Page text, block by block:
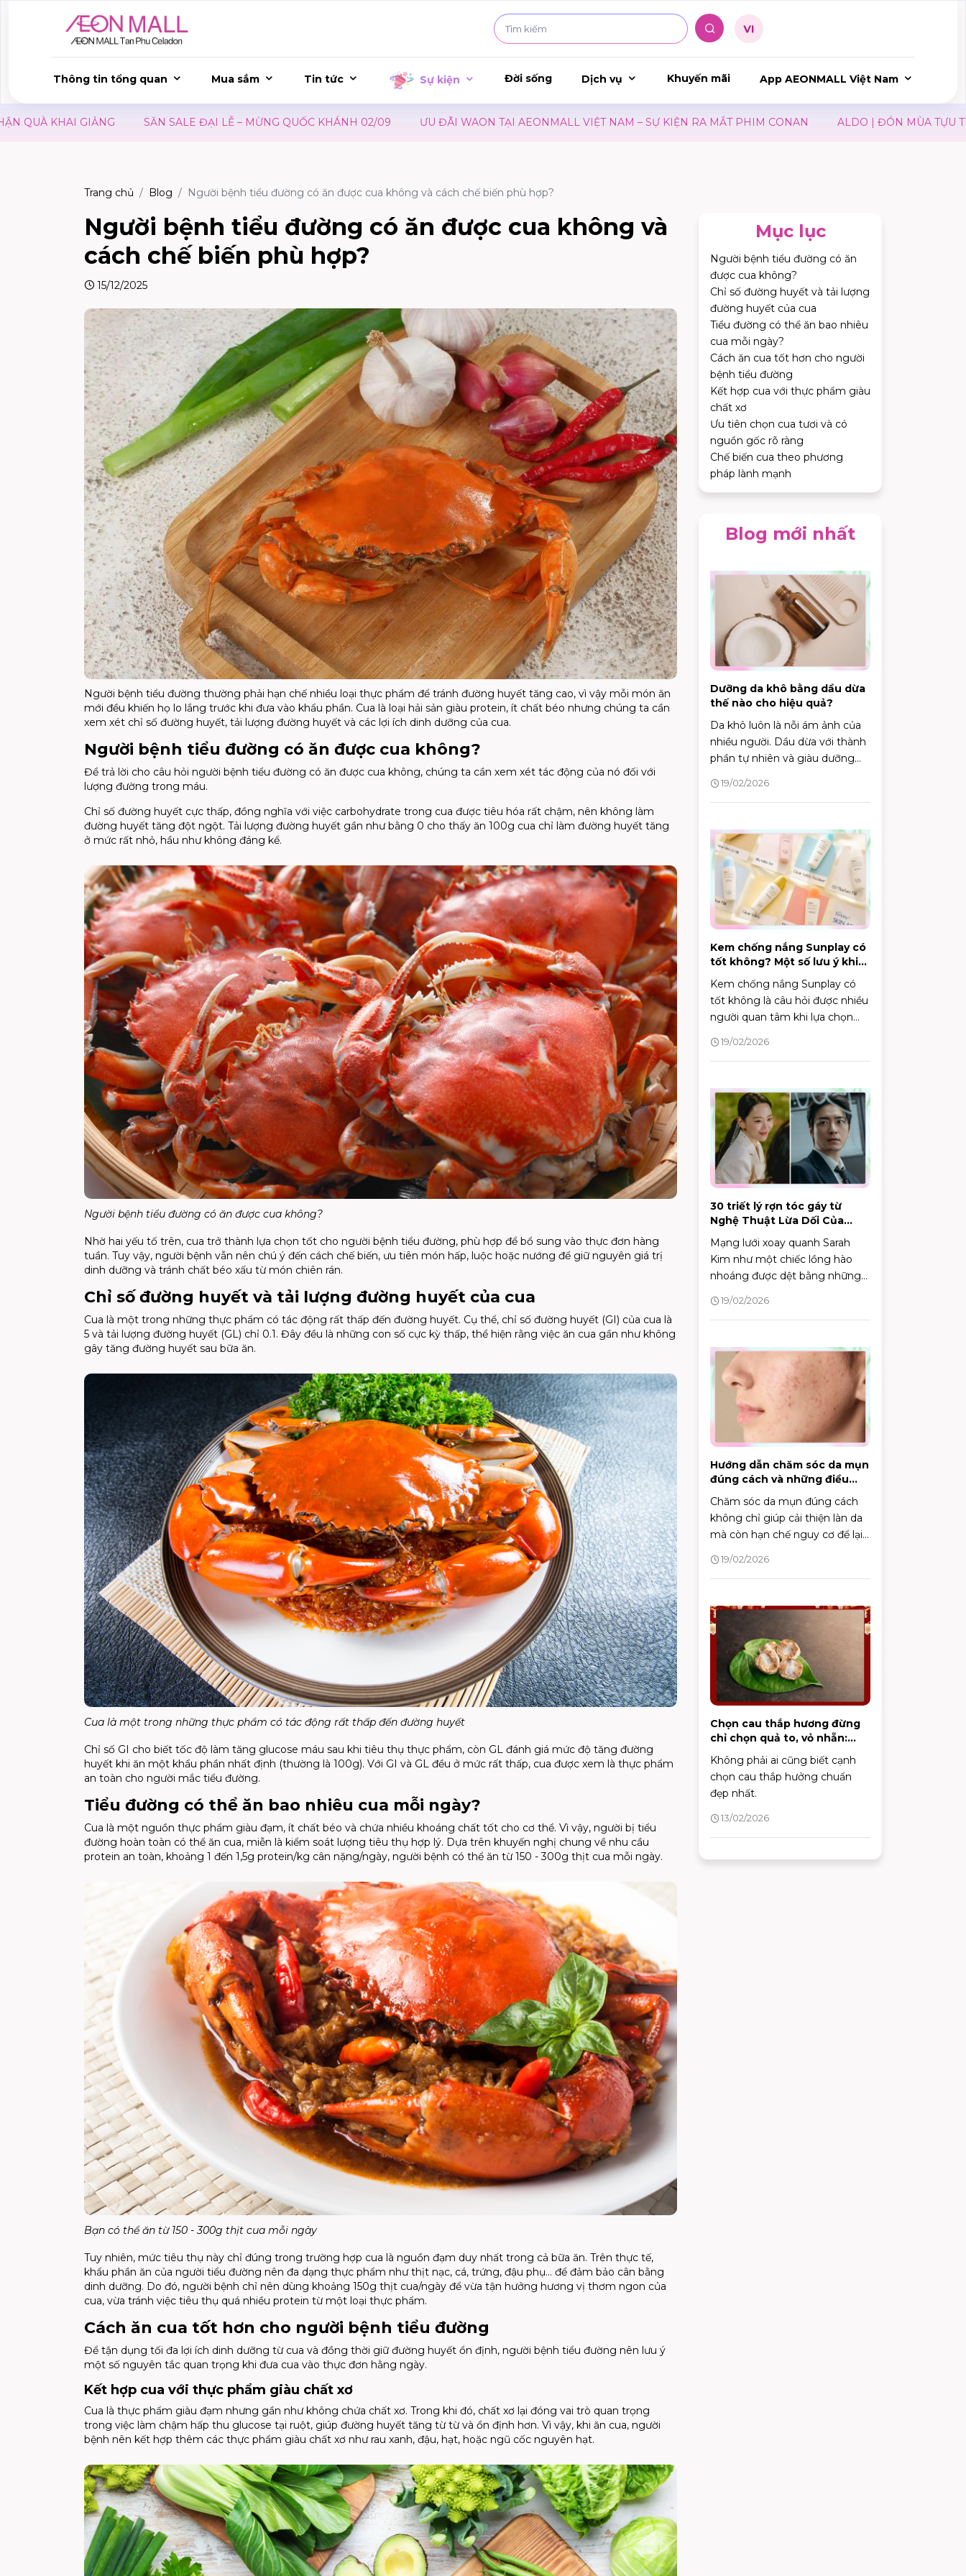
Thông tin tổng quan Mua sắm Tin tức Sự kiện Đời sống Dịch vụ Khuyến mãi App AEONMALL Việt Nam
SĂN SALE ĐẠI LỄ – MỪNG QUỐC KHÁNH 02/09 ƯU ĐÃI WAON TẠI AEONMALL VIỆT NAM – SỰ KIỆN RA MẮT PHIM CONAN ALDO | ĐÓN MÙA TỰU TRƯỜNG JIN I
Trang chủ Blog Người bệnh tiểu đường có ăn được cua không​ và cách chế biến phù hợp?
Người bệnh tiểu đường có ăn được cua không​ và
cách chế biến phù hợp?
15/12/2025
Người bệnh tiểu đường thường phải hạn chế nhiều loại thực phẩm để tránh đường huyết tăng cao, vì vậy mỗi món ăn
mới đều khiến họ lo lắng trước khi đưa vào khẩu phần. Cua là loại hải sản giàu protein, ít chất béo nhưng chúng ta cần
xem xét chỉ số đường huyết, tải lượng đường huyết và các lợi ích dinh dưỡng của cua.
Người bệnh tiểu đường có ăn được cua không​?
Để trả lời cho câu hỏi người bệnh tiểu đường có ăn được cua không​, chúng ta cần xem xét tác động của nó đối với
lượng đường trong máu.
Chỉ số đường huyết cực thấp, đồng nghĩa với việc carbohydrate trong cua được tiêu hóa rất chậm, nên không làm
đường huyết tăng đột ngột. Tải lượng đường huyết gần như bằng 0 cho thấy ăn 100g cua chỉ làm đường huyết tăng
ở mức rất nhỏ, hầu như không đáng kể.
Người bệnh tiểu đường có ăn được cua không​?
Nhờ hai yếu tố trên, cua trở thành lựa chọn tốt cho người bệnh tiểu đường, phù hợp để bổ sung vào thực đơn hàng
tuần. Tuy vậy, người bệnh vẫn nên chú ý đến cách chế biến, ưu tiên món hấp, luộc hoặc nướng để giữ nguyên giá trị
dinh dưỡng và tránh chất béo xấu từ món chiên rán.
Chỉ số đường huyết và tải lượng đường huyết của cua
Cua là một trong những thực phẩm có tác động rất thấp đến đường huyết. Cụ thể, chỉ số đường huyết (GI) của cua là
5 và tải lượng đường huyết (GL) chỉ 0.1. Đây đều là những con số cực kỳ thấp, thể hiện rằng việc ăn cua gần như không
gây tăng đường huyết sau bữa ăn.
Cua là một trong những thực phẩm có tác động rất thấp đến đường huyết
Chỉ số GI cho biết tốc độ làm tăng glucose máu sau khi tiêu thụ thực phẩm, còn GL đánh giá mức độ tăng đường
huyết khi ăn một khẩu phần nhất định (thường là 100g). Với GI và GL đều ở mức rất thấp, cua được xem là thực phẩm
an toàn cho người mắc tiểu đường.
Tiểu đường có thể ăn bao nhiêu cua mỗi ngày?
Cua là một nguồn thực phẩm giàu đạm, ít chất béo và chứa nhiều khoáng chất tốt cho cơ thể. Vì vậy, người bị tiểu
đường hoàn toàn có thể ăn cua, miễn là kiểm soát lượng tiêu thụ hợp lý. Dựa trên khuyến nghị chung về nhu cầu
protein an toàn, khoảng 1 đến 1,5g protein/kg cân nặng/ngày, người bệnh có thể ăn từ 150 - 300g thịt cua mỗi ngày.
Bạn có thể ăn từ 150 - 300g thịt cua mỗi ngày
Tuy nhiên, mức tiêu thụ này chỉ đúng trong trường hợp cua là nguồn đạm duy nhất trong cả bữa ăn. Trên thực tế,
khẩu phần ăn của người tiểu đường nên đa dạng thực phẩm như thịt nạc, cá, trứng, đậu phụ… để đảm bảo cân bằng
dinh dưỡng. Do đó, người bệnh chỉ nên dùng khoảng 150g thịt cua/ngày để vừa tận hưởng hương vị thơm ngon của
cua, vừa tránh việc tiêu thụ quá nhiều protein từ một loại thực phẩm.
Cách ăn cua tốt hơn cho người bệnh tiểu đường
Để tận dụng tối đa lợi ích dinh dưỡng từ cua và đồng thời giữ đường huyết ổn định, người bệnh tiểu đường nên lưu ý
một số nguyên tắc quan trọng khi đưa cua vào thực đơn hằng ngày.
Kết hợp cua với thực phẩm giàu chất xơ
Cua là thực phẩm giàu đạm nhưng gần như không chứa chất xơ. Trong khi đó, chất xơ lại đóng vai trò quan trọng
trong việc làm chậm hấp thu glucose tại ruột, giúp đường huyết tăng từ từ và ổn định hơn. Vì vậy, khi ăn cua, người
bệnh nên kết hợp thêm các thực phẩm giàu chất xơ như rau xanh, đậu, hạt, hoặc ngũ cốc nguyên hạt.
Mục lục
Người bệnh tiểu đường có ăn
được cua không​?
Chỉ số đường huyết và tải lượng
đường huyết của cua
Tiểu đường có thể ăn bao nhiêu
cua mỗi ngày?
Cách ăn cua tốt hơn cho người
bệnh tiểu đường
Kết hợp cua với thực phẩm giàu
chất xơ
Ưu tiên chọn cua tươi và có
nguồn gốc rõ ràng
Chế biến cua theo phương
pháp lành mạnh
Blog mới nhất
Dưỡng da khô bằng dầu dừa
thế nào cho hiệu quả?
Da khô luôn là nỗi ám ảnh của
nhiều người. Dầu dừa với thành
phần tự nhiên và giàu dưỡng
chất, được xem là một giải
pháp hiệu quả để khắc phục
đúng cách và hiệu quả?
19/02/2026
Kem chống nắng Sunplay có
tốt không? Một số lưu ý khi
lựa chọn kem chống nắng
Kem chống nắng Sunplay có
tốt không là câu hỏi được nhiều
người quan tâm khi lựa chọn
sản phẩm bảo vệ da. Bài viết
này sẽ đánh giá chi tiết thành
nắng Sunplay, giúp bạn đưa ra
quyết định phù hợp với làn da
của mình.
19/02/2026
30 triết lý rợn tóc gáy từ
Nghệ Thuật Lừa Dối Của
Mạng lưới xoay quanh Sarah
Kim như một chiếc lồng hào
nhoáng được dệt bằng những
lời dối trá.
19/02/2026
Hướng dẫn chăm sóc da mụn
đúng cách và những điều
Chăm sóc da mụn đúng cách
không chỉ giúp cải thiện làn da
mà còn hạn chế nguy cơ để lại
sẹo và vết thâm. Bài viết dưới
đây sẽ mang đến góc nhìn
kiểm soát mụn hiệu quả và duy
trì làn da khỏe mạnh lâu dài.
19/02/2026
Chọn cau thắp hương đừng
chỉ chọn quả to, vỏ nhẵn:
Đây mới là 3 điểm cần nhìn,
chỉ người "sành" mới biết
Không phải ai cũng biết cạnh
chọn cau thắp hưởng chuẩn
đẹp nhất.
13/02/2026